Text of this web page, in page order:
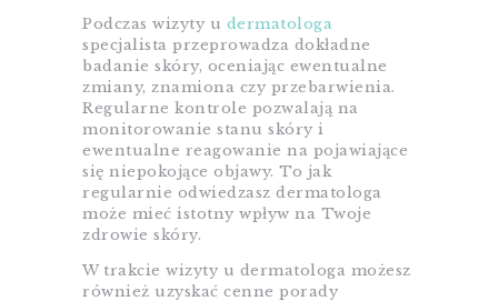
Podczas wizyty u dermatologa
specjalista przeprowadza dokładne
badanie skóry, oceniając ewentualne
zmiany, znamiona czy przebarwienia.
Regularne kontrole pozwalają na
monitorowanie stanu skóry i
ewentualne reagowanie na pojawiające
się niepokojące objawy. To jak
regularnie odwiedzasz dermatologa
może mieć istotny wpływ na Twoje
zdrowie skóry.
W trakcie wizyty u dermatologa możesz
również uzyskać cenne porady